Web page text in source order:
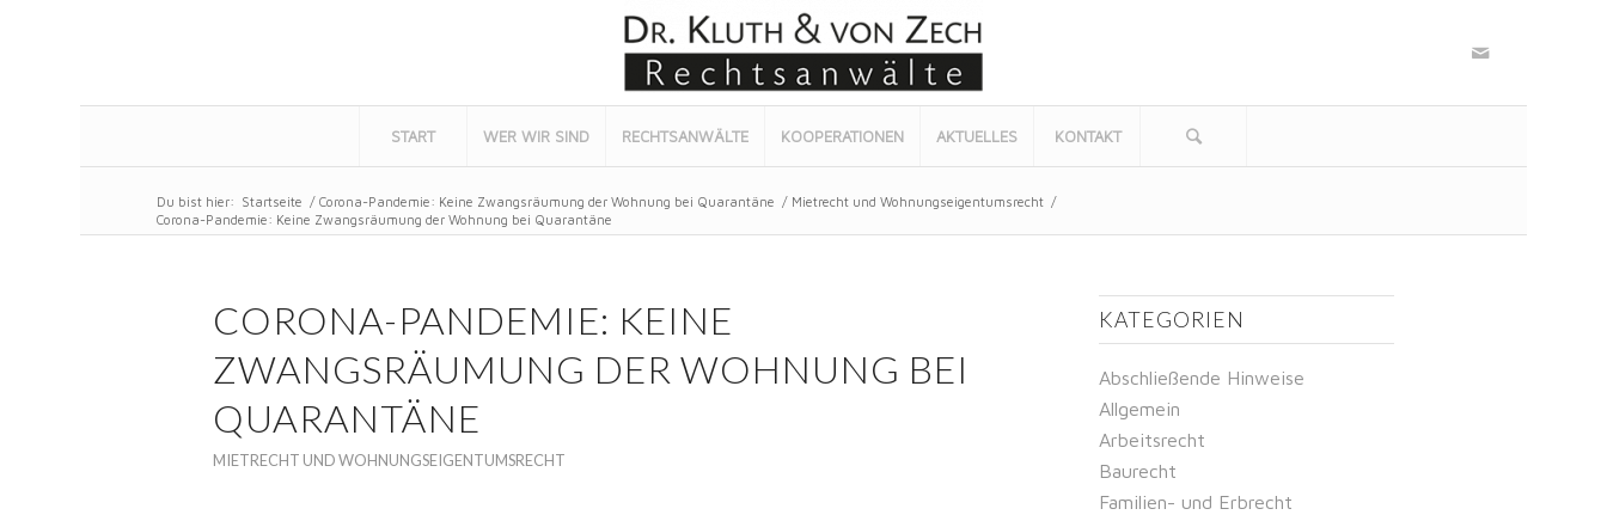
START WER WIR SIND RECHTSANWÄLTE KOOPERATIONEN AKTUELLES KONTAKT
Du bist hier: Startseite / Corona-Pandemie: Keine Zwangsräumung der Wohnung bei Quarantäne / Mietrecht und Wohnungseigentumsrecht /
Corona-Pandemie: Keine Zwangsräumung der Wohnung bei Quarantäne
CORONA-PANDEMIE: KEINE
ZWANGSRÄUMUNG DER WOHNUNG BEI
QUARANTÄNE
MIETRECHT UND WOHNUNGSEIGENTUMSRECHT
KATEGORIEN
Abschließende Hinweise
Allgemein
Arbeitsrecht
Baurecht
Familien- und Erbrecht